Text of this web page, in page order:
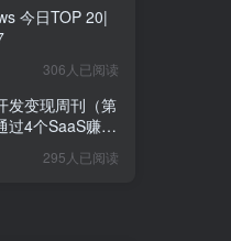
今日TOP 20|
306人已阅读
发变现周刊（第
过4个SaaS赚取
295人已阅读